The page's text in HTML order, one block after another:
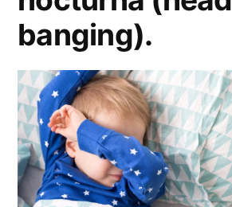
banging).